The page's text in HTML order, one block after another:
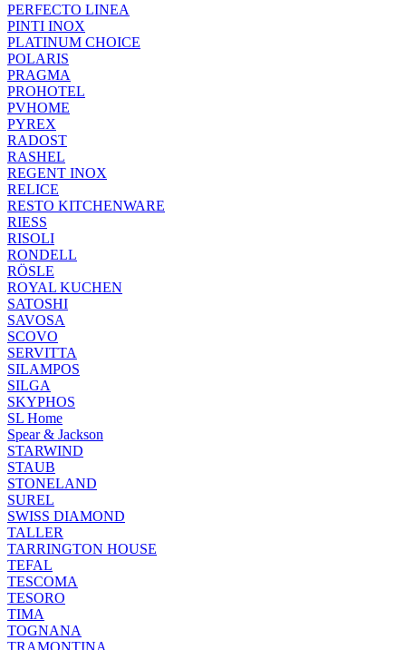
PERFECTO LINEA
PINTI INOX
PLATINUM CHOICE
POLARIS
PRAGMA
PROHOTEL
PVHOME
PYREX
RADOST
RASHEL
REGENT INOX
RELICE
RESTO KITCHENWARE
RIESS
RISOLI
RONDELL
RÖSLE
ROYAL KUCHEN
SATOSHI
SAVOSA
SCOVO
SERVITTA
SILAMPOS
SILGA
SKYPHOS
SL Home
Spear & Jackson
STARWIND
STAUB
STONELAND
SUREL
SWISS DIAMOND
TALLER
TARRINGTON HOUSE
TEFAL
TESCOMA
TESORO
TIMA
TOGNANA
TRAMONTINA